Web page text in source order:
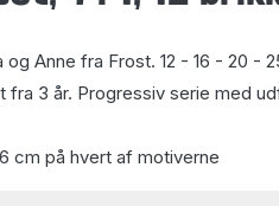
Anne fra Frost. 12 - 16 - 20 -
3 år. Progressiv serie med
cm på hvert af motiverne